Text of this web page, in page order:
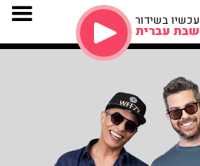
עכשיו בשידור
שבת עברית